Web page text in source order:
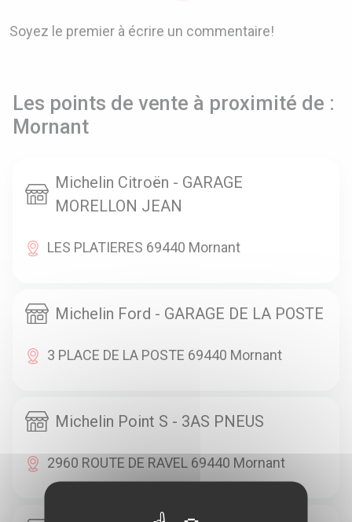
Soyez le premier à écrire un commentaire!
Les points de vente à proximité de :
Mornant
Michelin Citroën - GARAGE
MORELLON JEAN
LES PLATIERES 69440 Mornant
Michelin Ford - GARAGE DE LA POSTE
3 PLACE DE LA POSTE 69440 Mornant
Michelin Point S - 3AS PNEUS
2960 ROUTE DE RAVEL 69440 Mornant